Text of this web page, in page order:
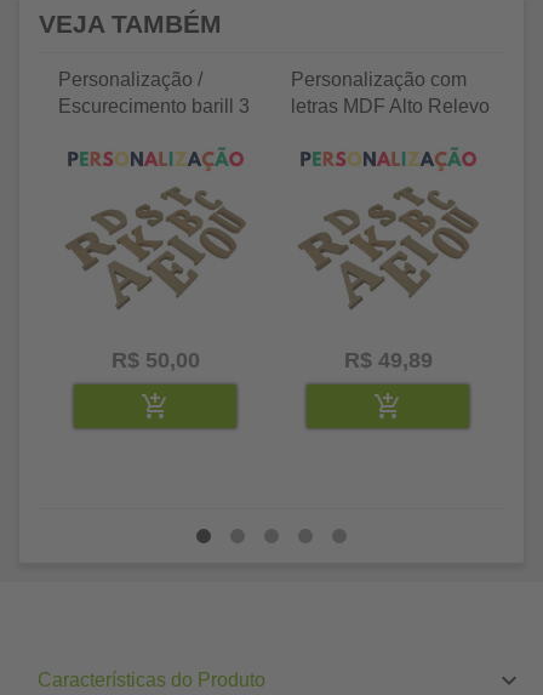
VEJA TAMBÉM
Personalização /
Escurecimento barill 3
R$ 50,00
Personalização com
letras MDF Alto Relevo
R$ 49,89
Características do Produto